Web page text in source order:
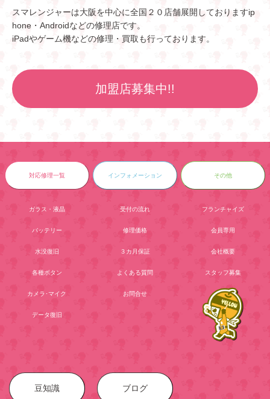
スマレンジャーは大阪を中心に全国２０店舗展開しておりますip
hone・Androidなどの修理店です。
iPadやゲーム機などの修理・買取も行っております。
加盟店募集中!!
対応修理一覧
ガラス・液晶
バッテリー
水没復旧
各種ボタン
カメラ･マイク
データ復旧
インフォメーション
受付の流れ
修理価格
３カ月保証
よくある質問
お問合せ
その他
フランチャイズ
会員専用
会社概要
スタッフ募集
豆知識 ブログ